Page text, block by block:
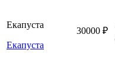
Екапуста
Екапуста
30000 ₽